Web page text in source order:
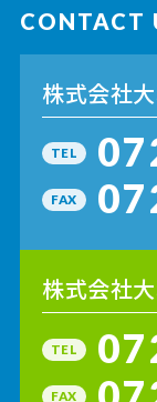
CONTACT
株式会社
TEL
FAX
株式会社
TEL
FAX